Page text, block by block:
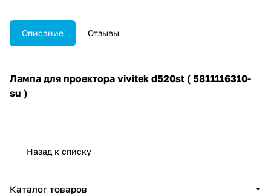
Описание Отзывы
Лампа для проектора vivitek d520st ( 5811116310-
su )
Назад к списку
Каталог товаров